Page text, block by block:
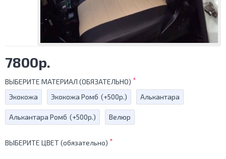
7800р.
ВЫБЕРИТЕ МАТЕРИАЛ (ОБЯЗАТЕЛЬНО)
Экокожа
Экокожа Ромб (+500р.) Алькантара
Алькантара Ромб (+500р.) Велюр
ВЫБЕРИТЕ ЦВЕТ (обязательно)